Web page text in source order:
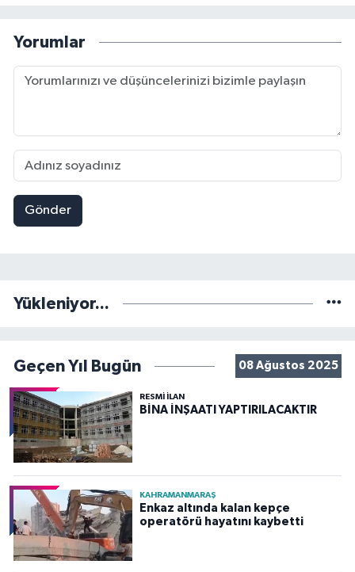
Yorumlar
Gönder
Yükleniyor...
Geçen Yıl Bugün 08 Ağustos 2025
RESMİ İLAN
BİNA İNŞAATI YAPTIRILACAKTIR
KAHRAMANMARAŞ
Enkaz altında kalan kepçe
operatörü hayatını kaybetti